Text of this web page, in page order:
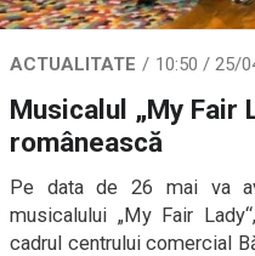
ACTUALITATE 10:50 / 25/
Musicalul „My Fair
românească
Pe data de 26 mai va
musicalului „My Fair
cadrul centrului comercial